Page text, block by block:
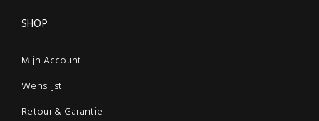
SHOP
Mijn Account
Wenslijst
Retour & Garantie